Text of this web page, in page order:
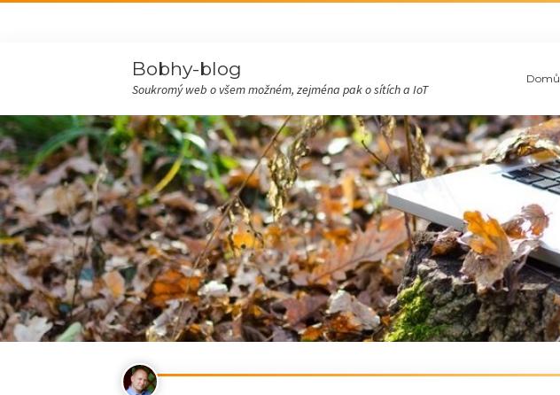
Bobhy-blog
Soukromý web o všem možném, zejména pak o sítích a IoT
Domů